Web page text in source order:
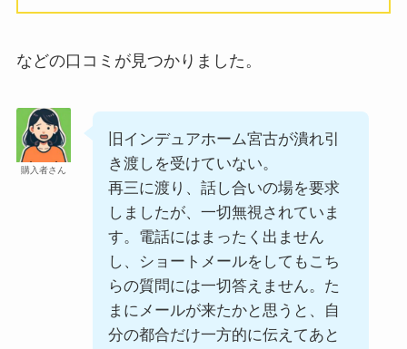
などの口コミが見つかりました。
購入者さん
旧インデュアホーム宮古が潰れ引
き渡しを受けていない。
再三に渡り、話し合いの場を要求
しましたが、一切無視されていま
す。電話にはまったく出ません
し、ショートメールをしてもこち
らの質問には一切答えません。た
まにメールが来たかと思うと、自
分の都合だけ一方的に伝えてあと